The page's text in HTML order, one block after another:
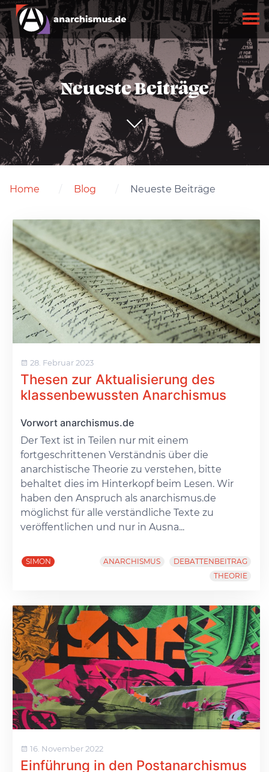
Neueste Beiträge
Home Blog Neueste Beiträge
28. Februar 2023
Thesen zur Aktualisierung des
klassenbewussten Anarchismus
Vorwort anarchismus.de
Der Text ist in Teilen nur mit einem
fortgeschrittenen Verständnis über die
anarchistische Theorie zu verstehen, bitte
behaltet dies im Hinterkopf beim Lesen. Wir
haben den Anspruch als anarchismus.de
möglichst für alle verständliche Texte zu
veröffentlichen und nur in Ausna...
SIMON ANARCHISMUS
DEBATTENBEITRAG
THEORIE
16. November 2022
Einführung in den Postanarchismus